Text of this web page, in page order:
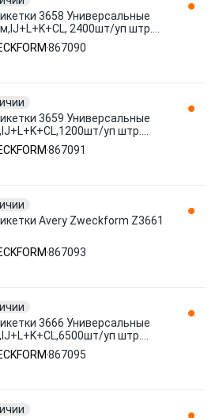
3658 Универсальные
2400шт/уп штр.
40041827295 867090
867090
3659 Универсальные
уп штр.
867091 AVERY
867091
Avery Zweckform Z3661
867093
3666 Универсальные
уп штр.
4004182729564 867095
867095